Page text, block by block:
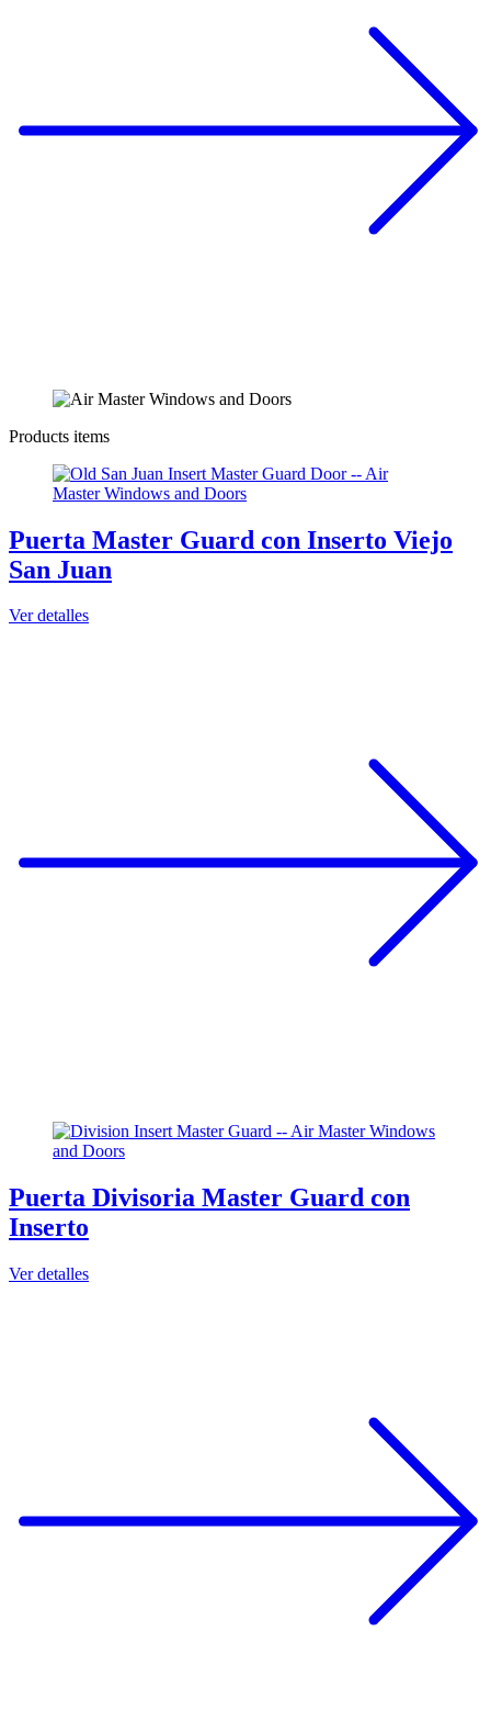
Products items
Puerta Master Guard con Inserto Viejo
San Juan
Ver detalles
Puerta Divisoria Master Guard con
Inserto
Ver detalles